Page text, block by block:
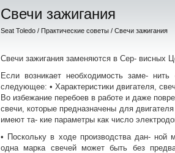
Свечи зажигания
Seat Toledo / Практические советы / Свечи зажигания
Свечи зажигания заменяются в Сер- висных
Если возникает необходимость заме-
следующее: • Характеристики двигателя,
Во избежание перебоев в работе и даже
свечи, которые предназначены для
имеют та- кие параметры как число
• Поскольку в ходе производства дан- ной
одна марка свечей может быть без